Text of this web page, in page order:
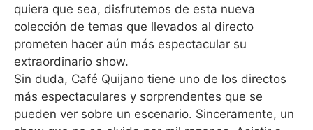
quiera que sea, disfrutemos de esta nueva
colección de temas que llevados al directo
prometen hacer aún más espectacular su
extraordinario show.
Sin duda, Café Quijano tiene uno de los directos
más espectaculares y sorprendentes que se
pueden ver sobre un escenario. Sinceramente, un